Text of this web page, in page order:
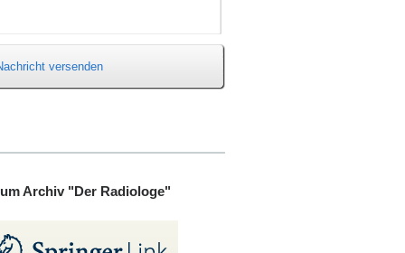
versenden
Archiv "Der Radiologe"